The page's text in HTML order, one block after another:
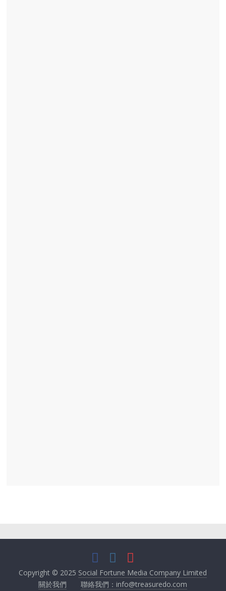
Copyright © 2025 Social Fortune Media Company Limited
關於我們
聯絡我們：info@treasuredo.com